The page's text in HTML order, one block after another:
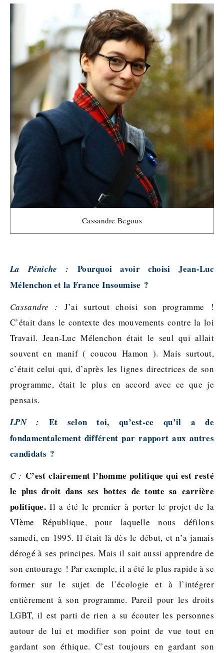
Cassandre Begous
La Péniche :
Pourquoi avoir choisi Jean-Luc
Mélenchon et la France Insoumise ?
Cassandre :
J’ai surtout choisi son programme !
C’était dans le contexte des mouvements contre la loi
Travail. Jean-Luc Mélenchon était le seul qui allait
souvent en manif ( coucou Hamon ). Mais surtout,
c’était celui qui, d’après les lignes directrices de son
programme, était le plus en accord avec ce que je
pensais.
LPN : Et selon toi, qu’est-ce qu’il a de
fondamentalement différent par rapport aux autres
candidats ?
C : C’est clairement l’homme politique qui est resté
le plus droit dans ses bottes de toute sa carrière
politique. Il a été le premier à porter le projet de la
VIème République, pour laquelle nous défilons
samedi, en 1995. Il était là dès le début, et n’a jamais
dérogé à ses principes. Mais il sait aussi apprendre de
son entourage ! Par exemple, il a été le plus rapide à se
former sur le sujet de l’écologie et à l’intégrer
entièrement à son programme. Pareil pour les droits
LGBT, il est parti de rien a su écouter les personnes
autour de lui et modifier son point de vue tout en
gardant son éthique. C’est toujours en gardant son